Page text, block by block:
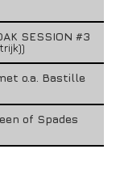
SESSION #3
o.a. Bastille
of Spades